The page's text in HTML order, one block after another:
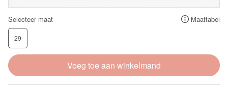
Selecteer maat Maattabel
29
Voeg toe aan winkelmand